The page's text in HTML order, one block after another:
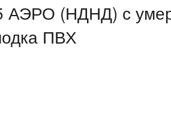
(НДНД) с
ПВХ